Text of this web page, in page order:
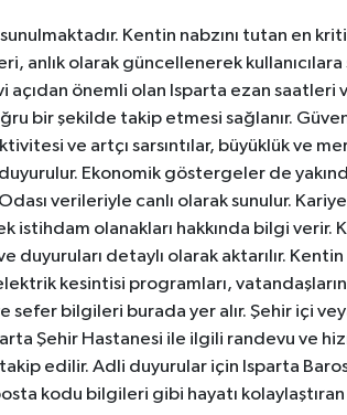
Kentin nabzını tutan en
anlık olarak güncellenerek
açıdan önemli olan Isparta ezan
bir şekilde takip etmesi sağlanır.
ve artçı sarsıntılar, büyüklük ve
Ekonomik göstergeler de
verileriyle canlı olarak sunulur.
istihdam olanakları hakkında bilgi verir.
duyuruları detaylı olarak aktarılır.
kesintisi programları,
bilgileri burada yer alır. Şehir içi
Şehir Hastanesi ile ilgili randevu ve
edilir. Adli duyurular için Isparta
kodu bilgileri gibi hayatı